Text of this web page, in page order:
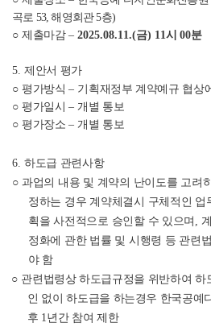
곡로 53,해영회관5층)
○ 제출마감–2025.08.11.(금) 11 시00분
5. 제안서 평가
○ 평가방식– 기획재정부 계약예규 협상
○ 평가일시– 개별 통보
○ 평가장소– 개별 통보
6. 하도급 관련사항
○ 과업의 내용 및 계약의 난이도를 고려
정하는 경우 계약체결시 구체적인 업
획을 사전적으로 승인할 수 있으며
정화에 관한 법률 및 시행령 등 관련
야 함
○ 관련법령상 하도급규정을 위반하여 하
인 없이 하도급을 하는경우 한국공예
후 1 년간 참여 제한